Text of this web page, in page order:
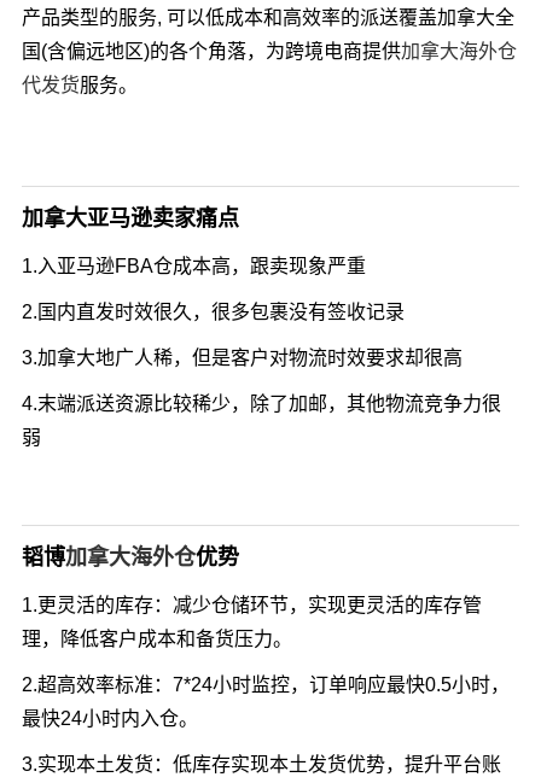
产品类型的服务, 可以低成本和高效率的派送覆盖加拿大全
国(含偏远地区)的各个角落，为跨境电商提供加拿大海外仓
代发货服务。
加拿大亚马逊卖家痛点
1.入亚马逊FBA仓成本高，跟卖现象严重
2.国内直发时效很久，很多包裹没有签收记录
3.加拿大地广人稀，但是客户对物流时效要求却很高
4.末端派送资源比较稀少，除了加邮，其他物流竞争力很
弱
韬博加拿大海外仓优势
1.更灵活的库存：减少仓储环节，实现更灵活的库存管
理，降低客户成本和备货压力。
2.超高效率标准：7*24小时监控，订单响应最快0.5小时，
最快24小时内入仓。
3.实现本土发货：低库存实现本土发货优势，提升平台账